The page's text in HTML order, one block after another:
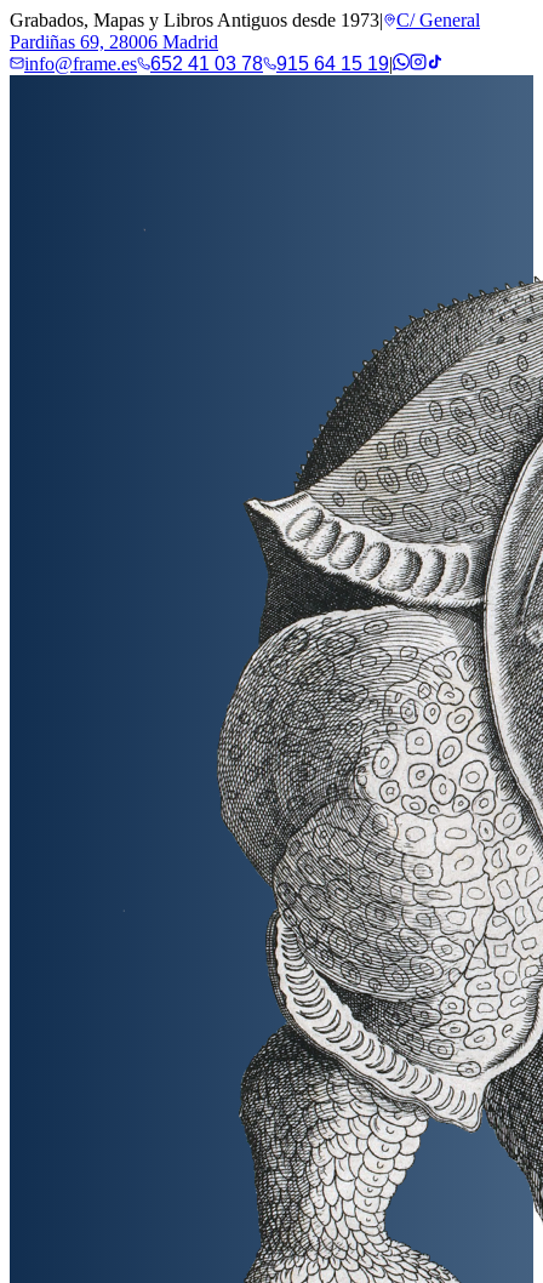
Grabados, Mapas y Libros Antiguos desde 1973|
C/ General
Pardiñas 69, 28006 Madrid
info@frame.es
652 41 03 78 915 64 15 19|